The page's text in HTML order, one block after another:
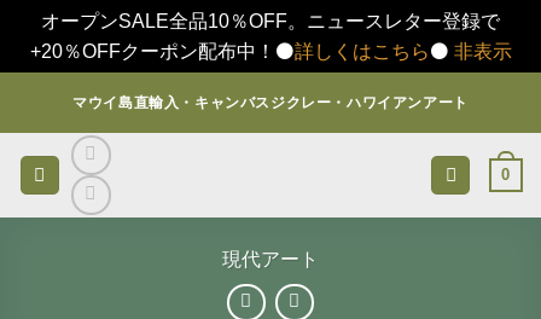
オープンSALE全品10％OFF。ニュースレター登録で
+20％OFFクーポン配布中！⚫️詳しくはこちら⚫️ 非表示
マウイ島直輸入・キャンバスジクレー・ハワイアンアート
0
現代アート